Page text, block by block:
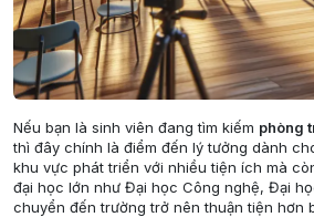
Nếu bạn là sinh viên đang tìm kiếm phòng
thì đây chính là điểm đến lý tưởng dành
khu vực phát triển với nhiều tiện ích mà
đại học lớn như Đại học Công nghệ, Đại
chuyển đến trường trở nên thuận tiện hơn